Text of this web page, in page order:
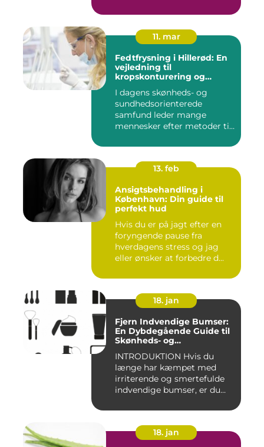
11. mar
Fedtfrysning i Hillerød: En
vejledning til
kropskonturering og
I dagens skønheds- og
sundhedsorienterede
samfund leder mange
mennesker efter metoder til
13. feb
Ansigtsbehandling i
København: Din guide til
perfekt hud
Hvis du er på jagt efter en
foryngende pause fra
hverdagens stress og jag
eller ønsker at forbedre d...
18. jan
Fjern Indvendige Bumser:
En Dybdegående Guide til
Skønheds- og
INTRODUKTION Hvis du
længe har kæmpet med
irriterende og smertefulde
indvendige bumser, er du
18. jan